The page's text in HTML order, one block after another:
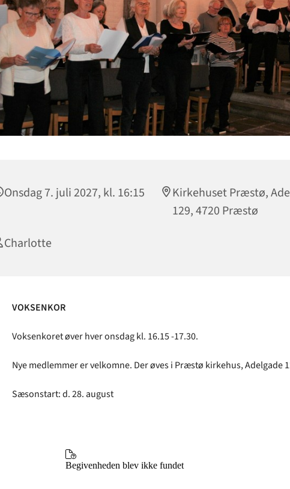
Onsdag 7. juli 2027, kl. 16:15
Kirkehuset Præstø,
129, 4720 Præstø
Charlotte
VOKSENKOR
Voksenkoret øver hver onsdag kl. 16.15 -17.30.
Nye medlemmer er velkomne. Der øves i Præstø kirkehus, Adelgade
Sæsonstart: d. 28. august